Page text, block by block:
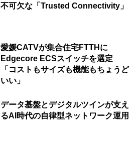
不可欠な「Trusted Connectivity」
愛媛CATVが集合住宅FTTHに
Edgecore ECSスイッチを選定
「コストもサイズも機能もちょうど
いい」
データ基盤とデジタルツインが支え
るAI時代の自律型ネットワーク運用